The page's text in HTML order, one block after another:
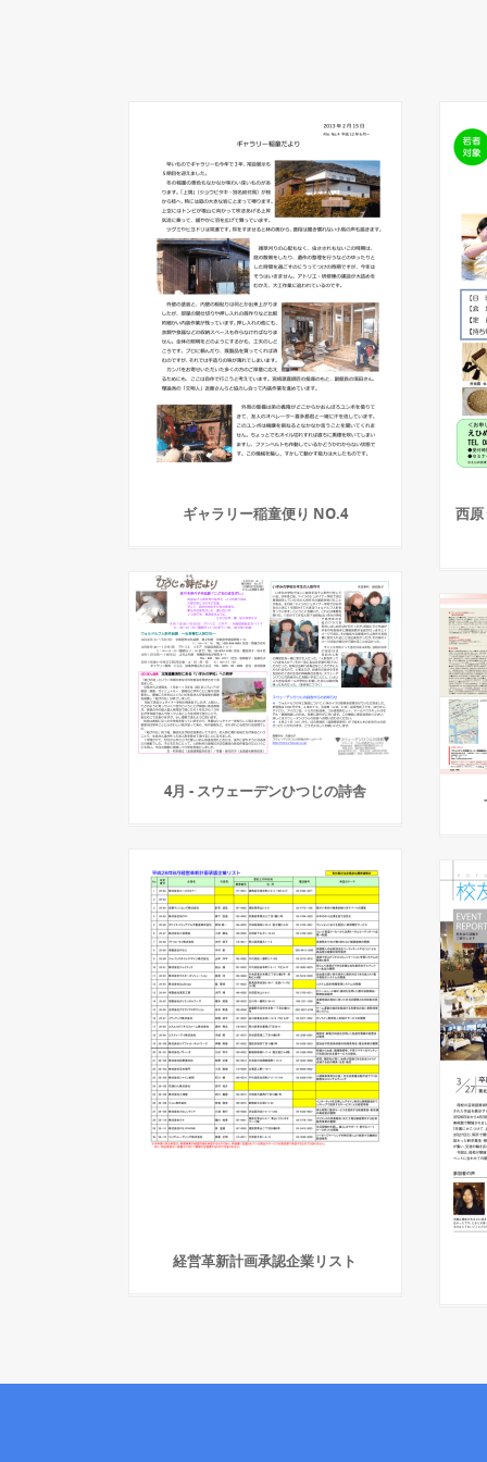
ギャラリー稲童便り NO.4 西
4月 - スウェーデンひつじの詩舎
経営革新計画承認企業リスト